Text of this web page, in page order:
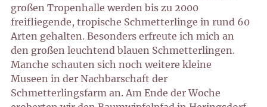
großen Tropenhalle werden bis zu 2000
freifliegende, tropische Schmetterlinge in rund 60
Arten gehalten. Besonders erfreute ich mich an
den großen leuchtend blauen Schmetterlingen.
Manche schauten sich noch weitere kleine
Museen in der Nachbarschaft der
Schmetterlingsfarm an. Am Ende der Woche